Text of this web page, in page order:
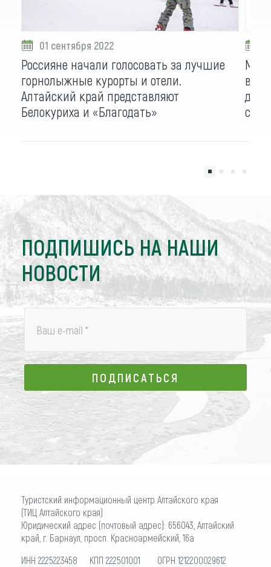
01 сентября 2022
Россияне начали голосовать за лучшие
горнолыжные курорты и отели.
Алтайский край представляют
Белокуриха и «Благодать»
ПОДПИШИСЬ НА НАШИ
НОВОСТИ
Ваш e-mail *
ПОДПИСАТЬСЯ
ПОДПИСАТЬСЯ
Туристский информационный центр Алтайского края
(ТИЦ Алтайского края)
Юридический адрес (почтовый адрес): 656043, Алтайский
край, г. Барнаул, просп. Красноармейский, 16а
ИНН 2225223458 КПП 222501001 ОГРН 1212200029612